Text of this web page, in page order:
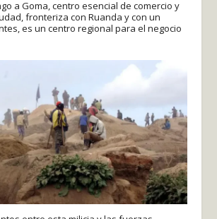
a Goma, centro esencial de comercio y
fronteriza con Ruanda y con un
es un centro regional para el negocio